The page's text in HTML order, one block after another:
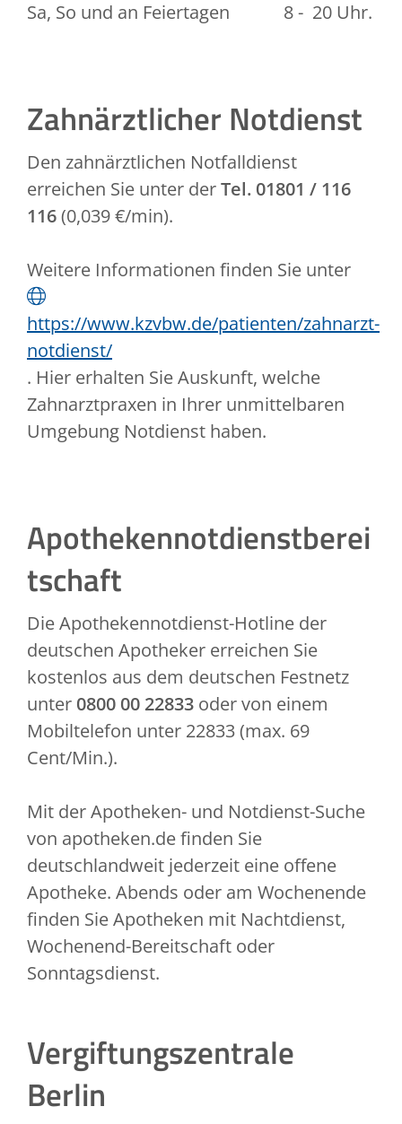
Sa, So und an Feiertagen 8 - 20 Uhr.
Zahnärztlicher Notdienst
Den zahnärztlichen Notfalldienst
erreichen Sie unter derTel. 01801 / 116
116(0,039 €/min).
Weitere Informationen finden Sie unter
https://www.kzvbw.de/patienten/zahnarzt-
notdienst/
. Hier erhalten Sie Auskunft, welche
Zahnarztpraxen in Ihrer unmittelbaren
Umgebung Notdienst haben.
Apothekennotdienstberei
tschaft
Die Apothekennotdienst-Hotline der
deutschen Apotheker erreichen Sie
kostenlos aus dem deutschen Festnetz
unter 0800 00 22833 oder von einem
Mobiltelefon unter 22833 (max. 69
Cent/Min.).
Mit der Apotheken- und Notdienst-Suche
von apotheken.de finden Sie
deutschlandweit jederzeit eine offene
Apotheke. Abends oder am Wochenende
finden Sie Apotheken mit Nachtdienst,
Wochenend-Bereitschaft oder
Sonntagsdienst.
Vergiftungszentrale
Berlin